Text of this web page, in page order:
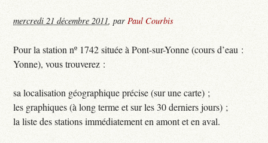
mercredi 21 décembre 2011,parPaul Courbis
Pour la station nº 1742 située à Pont-sur-Yonne (cours d’eau :
Yonne), vous trouverez :
sa localisation géographique précise (sur une carte) ;
les graphiques (à long terme et sur les 30 derniers jours) ;
la liste des stations immédiatement en amont et en aval.